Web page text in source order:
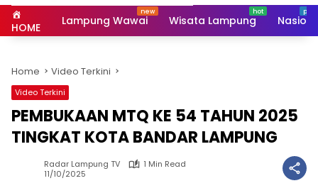
HOME Lampung Wawai Wisata Lampung
Home Video Terkini
Video Terkini
PEMBUKAAN MTQ KE 54 TAHUN 2025
TINGKAT KOTA BANDAR LAMPUNG
Radar Lampung TV
1 Min Read
11/10/2025